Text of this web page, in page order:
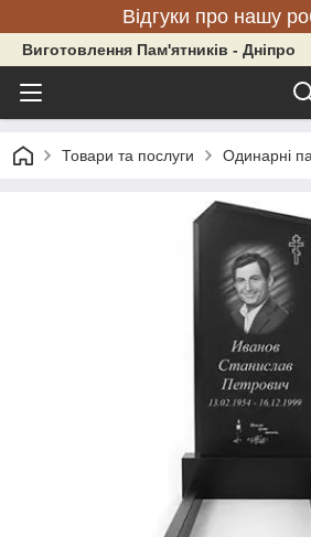
Відгуки про нашу
Виготовлення Пам'ятників - Дніпро
Товари та послуги Одинарні